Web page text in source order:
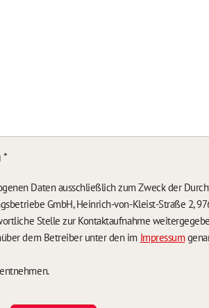
*
Daten ausschließlich zum Zweck der
GmbH, Heinrich-von-Kleist-Straße 2,
Stelle zur Kontaktaufnahme
dem Betreiber unter den im Impressum
entnehmen.